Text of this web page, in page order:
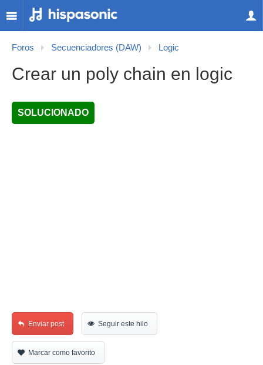
Foros Secuenciadores (DAW) Logic
Crear un poly chain en logic
SOLUCIONADO
Enviar post Seguir este hilo
Marcar como favorito